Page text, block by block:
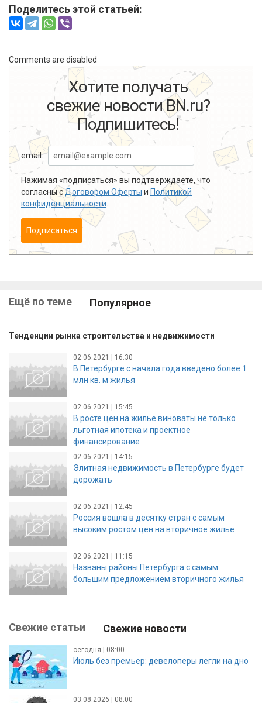
Поделитесь этой статьей:
Comments are disabled
Хотите получать
свежие новости BN.ru?
Подпишитесь!
email:
Нажимая «подписаться» вы подтверждаете, что
согласны сДоговором Оферты и Политикой
конфиденциальности
Подписаться
Ещё по теме Популярное
Тенденции рынка строительства и недвижимости
02.06.2021 | 16:30
В Петербурге с начала года введено более 1
млн кв. м жилья
02.06.2021 | 15:45
В росте цен на жилье виноваты не только
льготная ипотека и проектное
финансирование
02.06.2021 | 14:15
Элитная недвижимость в Петербурге будет
дорожать
02.06.2021 | 12:45
Россия вошла в десятку стран с самым
высоким ростом цен на вторичное жилье
02.06.2021 | 11:15
Названы районы Петербурга с самым
большим предложением вторичного жилья
Свежие статьи Свежие новости
сегодня | 08:00
Июль без премьер: девелоперы легли на дно
03.08.2026 | 08:00